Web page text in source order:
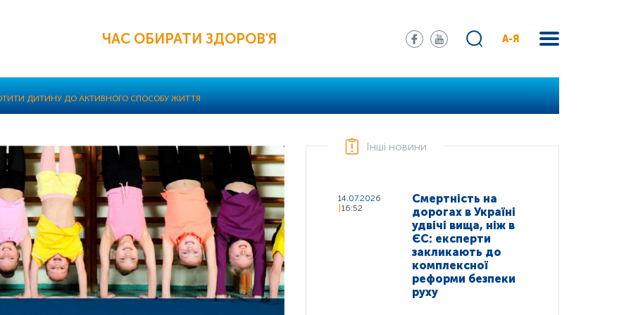
ЧАС ОБИРАТИ ЗДОРОВ'Я А-Я
ДИТИНУ ДО АКТИВНОГО СПОСОБУ ЖИТТЯ
Інші новини
14.07.2026
16:52
Смертність на
дорогах в Україні
удвічі вища, ніж в
ЄС: експерти
закликають до
комплексної
реформи безпеки
руху